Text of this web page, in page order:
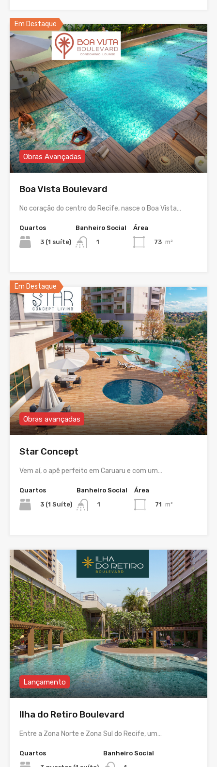
Em Destaque
Obras Avançadas
Boa Vista Boulevard
No coração do centro do Recife, nasce o Boa Vista…
Quartos
3 (1 suíte)
Banheiro Social
1
Área
73 m²
Em Destaque
Obras avançadas
Star Concept
Vem aí, o apê perfeito em Caruaru e com um…
Quartos
3 (1 Suíte)
Banheiro Social
1
Área
71 m²
Lançamento
Ilha do Retiro Boulevard
Entre a Zona Norte e Zona Sul do Recife, um…
Quartos
Banheiro Social